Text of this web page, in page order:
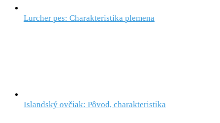
Lurcher pes: Charakteristika plemena
Islandský ovčiak: Pôvod, charakteristika